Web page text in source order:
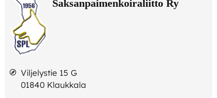
Viljelystie 15 G
01840 Klaukkala